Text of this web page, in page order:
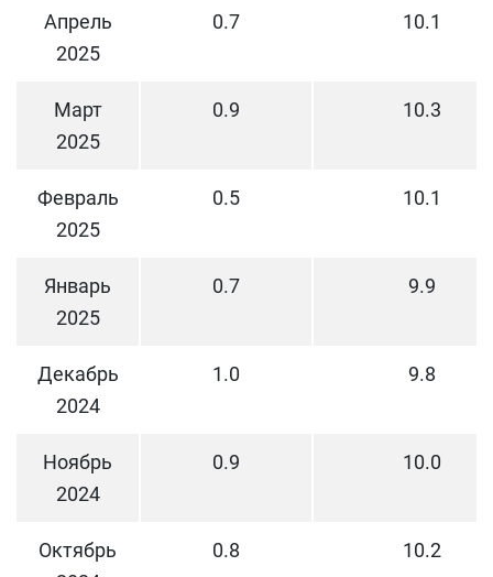
Апрель
2025
0.7 10.1
Март
2025
0.9 10.3
Февраль
2025
0.5 10.1
Январь
2025
0.7 9.9
Декабрь
2024
1.0 9.8
Ноябрь
2024
0.9 10.0
Октябрь
0.8 10.2